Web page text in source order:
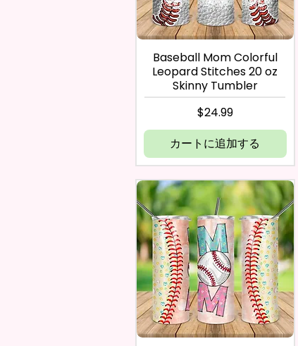
Baseball Mom Colorful
Leopard Stitches 20 oz
Skinny Tumbler
価格
$24.99
カートに追加する